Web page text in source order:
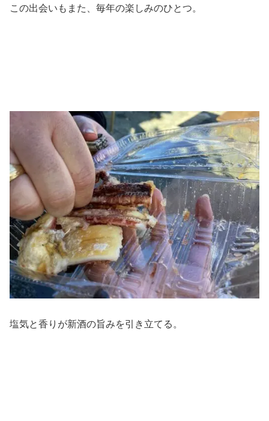
この出会いもまた、毎年の楽しみのひとつ。
塩気と香りが新酒の旨みを引き立てる。